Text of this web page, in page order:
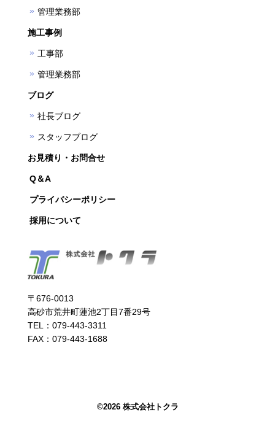
管理業務部
施工事例
工事部
管理業務部
ブログ
社長ブログ
スタッフブログ
お見積り・お問合せ
Q＆A
プライバシーポリシー
採用について
〒676-0013
高砂市荒井町蓮池2丁目7番29号
TEL：079-443-3311
FAX：079-443-1688
©2026 株式会社トクラ